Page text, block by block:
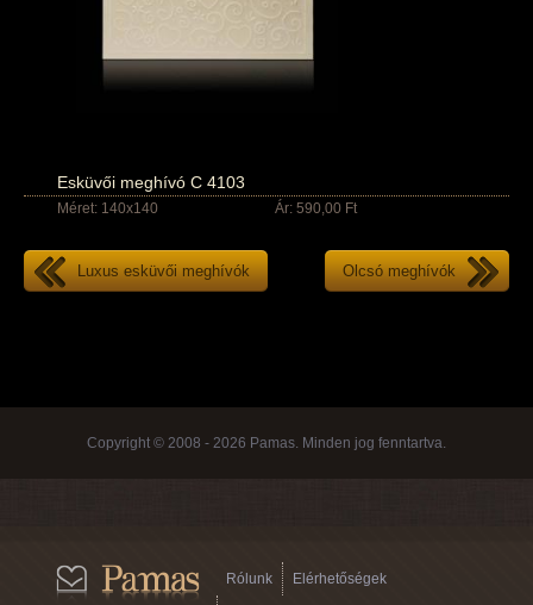
Esküvői meghívó C 4103
Méret: 140x140 Ár: 590,00 Ft
Luxus esküvői meghívók Olcsó meghívók
Copyright © 2008 - 2026 Pamas. Minden jog fenntartva.
Rólunk
Elérhetőségek